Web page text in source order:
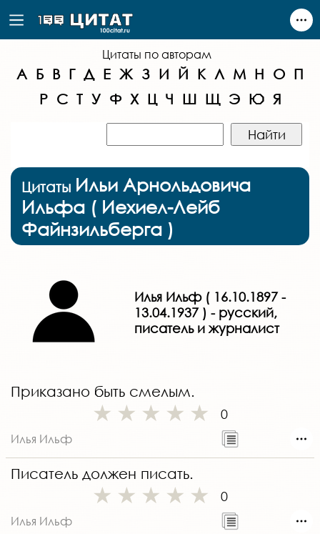
Цитаты по авторам
А Б В Г Д Е Ж З И Й К Л М Н О П
Р С Т У Ф Х Ц Ч Ш Щ Э Ю Я
Цитаты Ильи Арнольдовича
Ильфа ( Иехиел-Лейб
Файнзильберга )
Илья Ильф ( 16.10.1897 -
13.04.1937 ) - русский,
писатель и журналист
Приказано быть смелым.
0
Илья Ильф
Писатель должен писать.
0
Илья Ильф